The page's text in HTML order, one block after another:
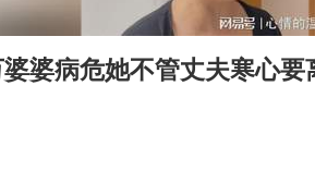
防部：中国军队坚决反制任何闹海
树科技中一签需缴款7.54万元
婆病危她不管丈夫寒心